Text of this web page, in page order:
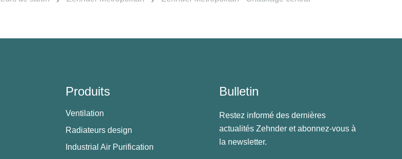
Produits
Ventilation
Radiateurs design
Industrial Air Purification
Bulletin
Restez informé des dernières
actualités Zehnder et abonnez-vous à
la newsletter.